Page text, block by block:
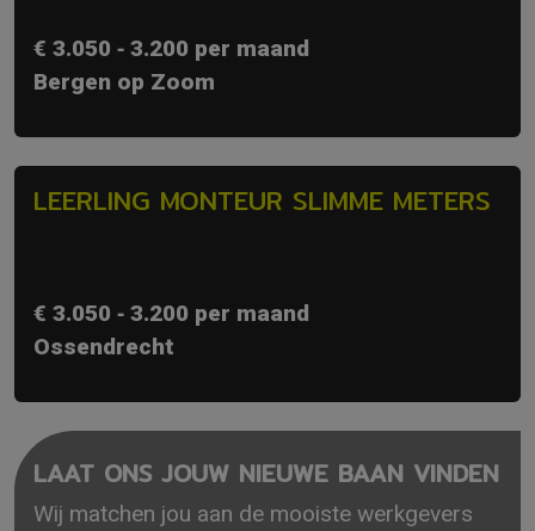
€ 3.050 ‐ 3.200 per maand
Bergen op Zoom
LEERLING MONTEUR SLIMME METERS
€ 3.050 ‐ 3.200 per maand
Ossendrecht
LAAT ONS JOUW NIEUWE BAAN VINDEN
Wij matchen jou aan de mooiste werkgevers